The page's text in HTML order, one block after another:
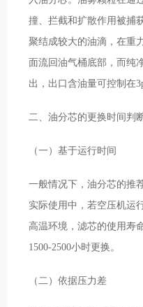
撞、拦截和扩散作用被捕
聚结成较大的油滴，在重
面流回油气桶底部，而纯
出，出口含油量可控制在
二、油分芯的更换时间判
（一）基于运行时间
一般情况下，油分芯的推
实际使用中，若空压机运
高温环境，滤芯的使用寿
1500-2500小时更换。
（二）依据压力差